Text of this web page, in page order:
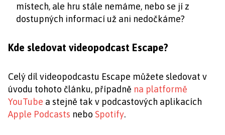
místech, ale hru stále nemáme, nebo se jí z
dostupných informací už ani nedočkáme?
Kde sledovat videopodcast Escape?
Celý díl videopodcastu Escape můžete sledovat v
úvodu tohoto článku, případně na platformě
YouTube a stejně tak v podcastových aplikacích
Apple Podcasts nebo Spotify.